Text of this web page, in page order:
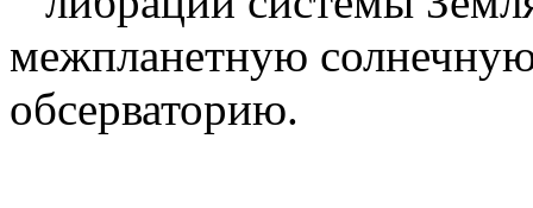
межпланетную
обсерваторию.